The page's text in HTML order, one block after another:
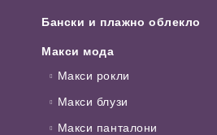
Бански и плажно облекло
Макси мода
Макси рокли
Макси блузи
Макси панталони